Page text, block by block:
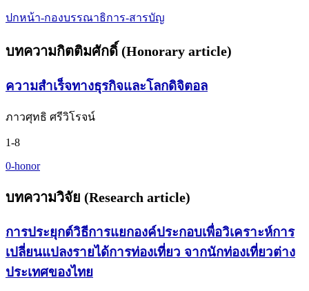
ปกหน้า-กองบรรณาธิการ-สารบัญ
บทความกิตติมศักดิ์ (Honorary article)
ความสำเร็จทางธุรกิจและโลกดิจิตอล
ภาวศุทธิ ศรีวิโรจน์
1-8
0-honor
บทความวิจัย (Research article)
การประยุกต์วิธีการแยกองค์ประกอบเพื่อวิเคราะห์การ
เปลี่ยนแปลงรายได้การท่องเที่ยว จากนักท่องเที่ยวต่าง
ประเทศของไทย